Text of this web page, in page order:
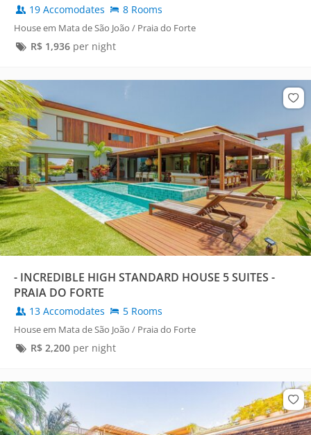
19 Accomodates 8 Rooms
House em Mata de São João / Praia do Forte
R$ 1,936per night
- INCREDIBLE HIGH STANDARD HOUSE 5 SUITES -
PRAIA DO FORTE
13 Accomodates 5 Rooms
House em Mata de São João / Praia do Forte
R$ 2,200per night